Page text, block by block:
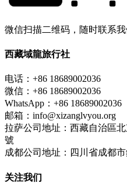
微信扫描二维码，随时联系我
西藏域龍旅行社
电话：+86 18689002036
微信：+86 18689002036
WhatsApp：+86 18689002036
邮箱：info@xizanglvyou.org
拉萨公司地址：西藏自治區
號
成都公司地址：四川省成都
关注我们